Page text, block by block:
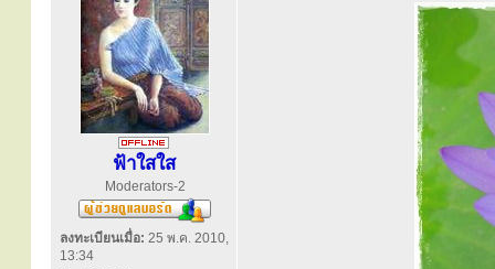
ฟ้าใสใส
Moderators-2
ลงทะเบียนเมื่อ: 25 พ.ค. 2010,
13:34